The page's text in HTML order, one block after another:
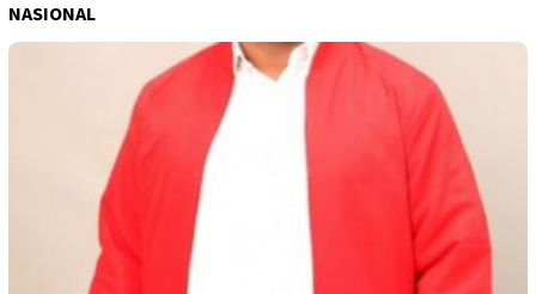
NASIONAL